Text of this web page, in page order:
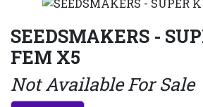
SEEDSMAKERS -
FEM X5
Not Available For Sale